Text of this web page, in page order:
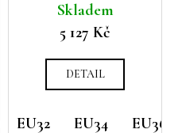
EU38 EU40
Skladem
5 127 Kč
DETAIL
EU32 EU34 EU36